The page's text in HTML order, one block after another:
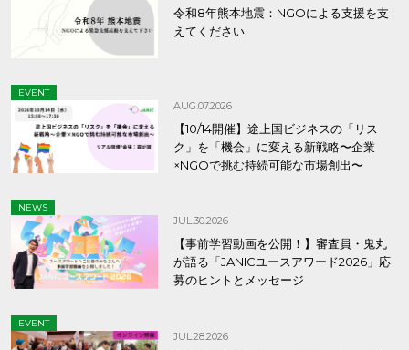
令和8年熊本地震：NGOによる支援を支
えてください
EVENT
AUG.07.2026
【10/14開催】途上国ビジネスの「リス
ク」を「機会」に変える新戦略〜企業
×NGOで挑む持続可能な市場創出〜
NEWS
JUL.30.2026
【事前学習動画を公開！】審査員・鬼丸
が語る「JANICユースアワード2026」応
募のヒントとメッセージ
EVENT
JUL.28.2026